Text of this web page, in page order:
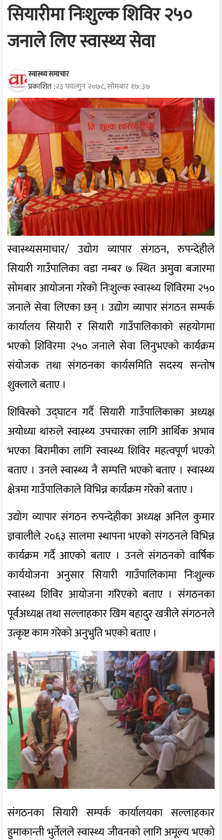
सियारीमा निःशुल्क शिविर २५०
जनाले लिए स्वास्थ्य सेवा
स्वास्थ्य समाचार
प्रकाशित :२३ फाल्गुन २०७८, सोमबार १७:३७
स्वास्थ्यसमाचार/ उद्योग व्यापार संगठन, रुपन्देहीले
सियारी गाउँपालिका वडा नम्बर ७ स्थित अमुवा बजारमा
सोमबार आयोजना गरेको निःशुल्क स्वास्थ्य शिविरमा २५०
जनाले सेवा लिएका छन् । उद्योग व्यापार संगठन सम्पर्क
कार्यालय सियारी र सियारी गाउँपालिकाको सहयोगमा
भएको शिविरमा २५० जनाले सेवा लिनुभएको कार्यक्रम
संयोजक तथा संगठनका कार्यसमिति सदस्य सन्तोष
शुक्लाले बताए ।
शिविरको उद्घाटन गर्दै सियारी गाउँपालिकाका अध्यक्ष
अयोध्या थारुले स्वास्थ्य उपचारका लागि आर्थिक अभाव
भएका बिरामीका लागि स्वास्थ्य शिविर महत्वपूर्ण भएको
बताए । उनले स्वास्थ्य नै सम्पत्ति भएको बताए । स्वास्थ्य
क्षेत्रमा गाउँपालिकाले विभिन्न कार्यक्रम गरेको बताए ।
उद्योग व्यापार संगठन रुपन्देहीका अध्यक्ष अनिल कुमार
ज्ञवालीले २०६३ सालमा स्थापना भएको संगठनले विभिन्न
कार्यक्रम गर्दै आएको बताए । उनले संगठनको वार्षिक
कार्ययोजना अनुसार सियारी गाउँपालिकामा निःशुल्क
स्वास्थ्य शिविर आयोजना गरिएको बताए । संगठनका
पूर्वअध्यक्ष तथा सल्लाहकार खिम बहादुर खत्रीले संगठनले
उत्कृष्ट काम गरेको अनुभुति भएको बताए ।
संगठनका सियारी सम्पर्क कार्यालयका सल्लाहकार
हुमाकान्ती भुर्तेलले स्वास्थ्य जीवनको लागि अमूल्य भएको